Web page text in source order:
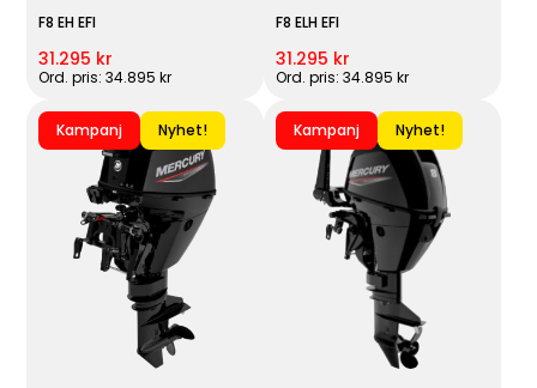
F8 EH EFI
31.295 kr
Ord. pris: 34.895 kr
F8 ELH EFI
31.295 kr
Ord. pris: 34.895 kr
Kampanj Nyhet! Kampanj Nyhet!